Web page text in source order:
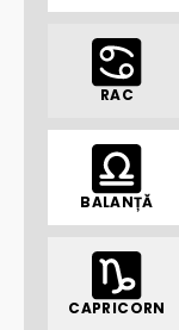
RAC
BALANȚĂ
CAPRICORN